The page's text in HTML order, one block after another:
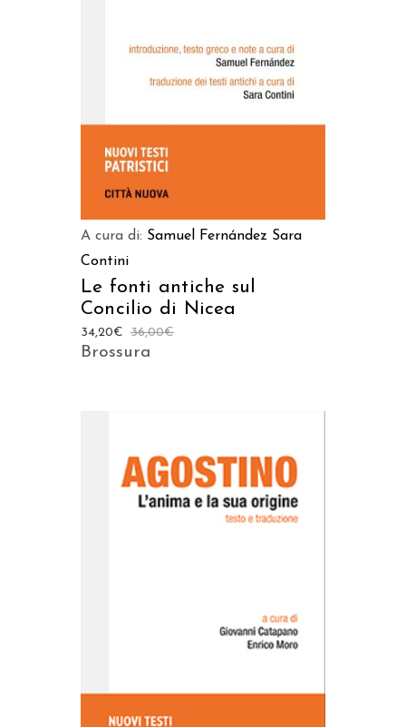
A cura di: Samuel Fernández Sara
Contini
Le fonti antiche sul
Concilio di Nicea
36,00€
34,20€
Brossura